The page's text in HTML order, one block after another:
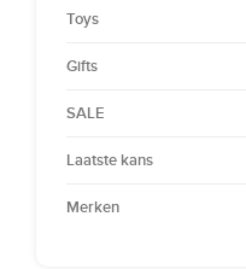
Toys
Gifts
SALE
Laatste kans
Merken